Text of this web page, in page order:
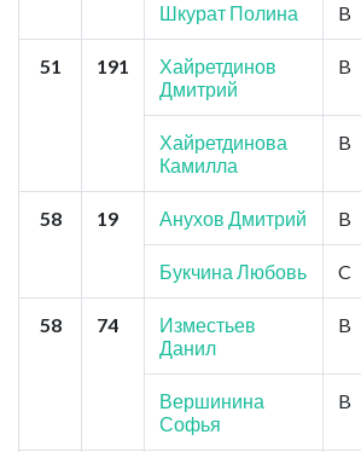
Шкурат Полина B
51 191
Хайретдинов
Дмитрий
B
Хайретдинова
Камилла
B
58 19 Анухов Дмитрий B
Букчина Любовь C
58 74
Изместьев
Данил
B
Вершинина
Софья
B